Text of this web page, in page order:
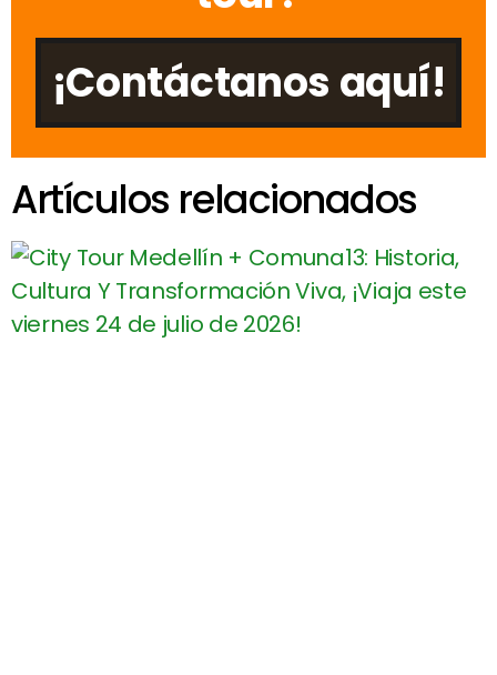
¡Contáctanos aquí!
Artículos relacionados